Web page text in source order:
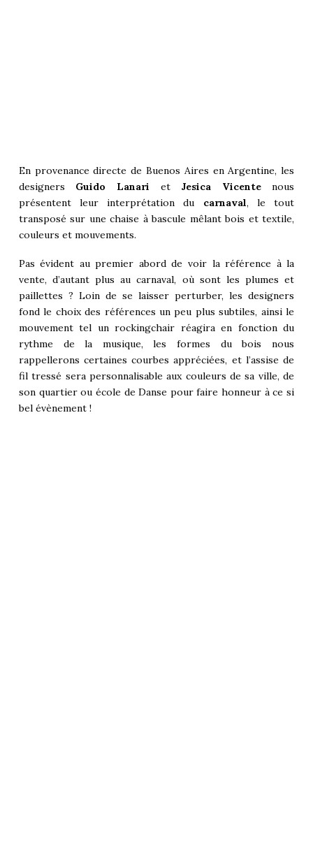
En provenance directe de Buenos Aires en Argentine, les
designers Guido Lanari et Jesica Vicentenous
présentent leur interprétation du carnaval, le tout
transposé sur une chaise à bascule mêlant bois et textile,
couleurs et mouvements.
Pas évident au premier abord de voir la référence à la
vente, d’autant plus au carnaval, où sont les plumes et
paillettes ? Loin de se laisser perturber, les designers
fond le choix des références un peu plus subtiles, ainsi le
mouvement tel un rockingchair réagira en fonction du
rythme de la musique, les formes du bois nous
rappellerons certaines courbes appréciées, et l’assise de
fil tressé sera personnalisable aux couleurs de sa ville, de
son quartier ou école de Danse pour faire honneur à ce si
bel évènement !